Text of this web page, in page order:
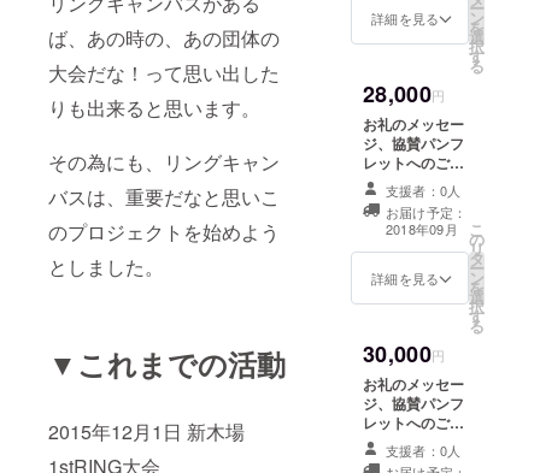
ば、あの時の、あの団体の
大会だな！って思い出した
りも出来ると思います。
その為にも、リングキャン
バスは、重要だなと思いこ
のプロジェクトを始めよう
としました。
▼これまでの活動
2015年12月1日 新木場
1stRING大会
STAGE9.12後楽
詳細を見る ー
ン
を
選
択
す
る
28,000円
お礼のメッセー
ジ、協賛パンフ
レットへのご希
望のお名前印
字、リングキャ
ンバスへのご希
望のお名前印
字、J
STAGE9.12後楽
支援者：0人
お届け予定：
2018年09月
詳細を見る
こ
の
リ
タ
ー
ン
を
選
択
す
る
30,000円
お礼のメッセー
ジ、協賛パンフ
レットへのご希
望のお名前の印
字、リングキャ
支援者：0人